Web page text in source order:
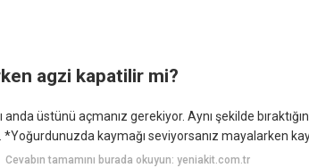
agzi kapatilir mi?
üstünü açmanız gerekiyor. Aynı şekilde
kaymağı seviyorsanız mayalarken
Cevabın tamamını burada okuyun: yeniakit.com.tr